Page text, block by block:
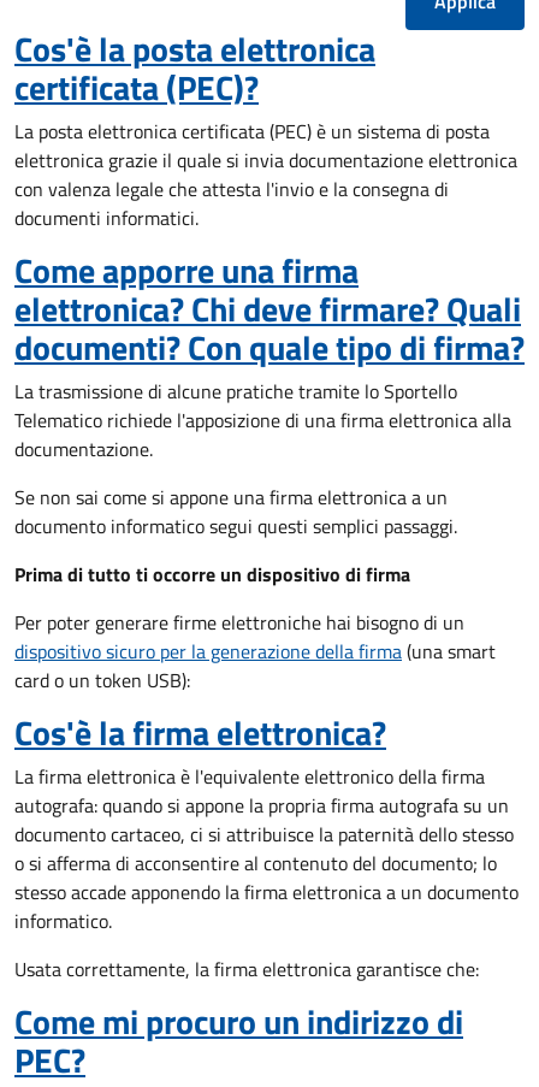
Cos'è la posta elettronica
certificata (PEC)?
La posta elettronica certificata (PEC) è un sistema di posta
elettronica grazie il quale si invia documentazione elettronica
con valenza legale che attesta l'invio e la consegna di
documenti informatici.
Come apporre una firma
elettronica? Chi deve firmare? Quali
documenti? Con quale tipo di firma?
La trasmissione di alcune pratiche tramite lo Sportello
Telematico richiede l'apposizione di una firma elettronica alla
documentazione.
Se non sai come si appone una firma elettronica a un
documento informatico segui questi semplici passaggi.
Prima di tutto ti occorre un dispositivo di firma
Per poter generare firme elettroniche hai bisogno di un
dispositivo sicuro per la generazione della firma(una smart
card o un token USB):
Cos'è la firma elettronica?
La firma elettronica è l'equivalente elettronico della firma
autografa: quando si appone la propria firma autografa su un
documento cartaceo, ci si attribuisce la paternità dello stesso
o si afferma di acconsentire al contenuto del documento; lo
stesso accade apponendo la firma elettronica a un documento
informatico.
Usata correttamente, la firma elettronica garantisce che:
Come mi procuro un indirizzo di
PEC?